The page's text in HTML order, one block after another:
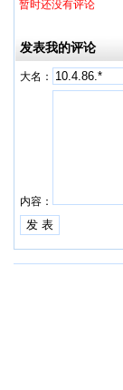
暂时还没有评论
发表我的评论
大名：
内容：